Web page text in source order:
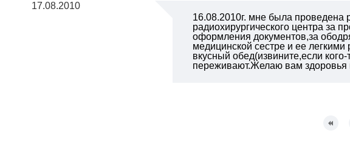
17.08.2010
16.08.2010г. мне была проведена
радиохирургического центра за
оформления документов,за
медицинской сестре и ее
вкусный обед(извините,если
переживают.Желаю вам здоровья